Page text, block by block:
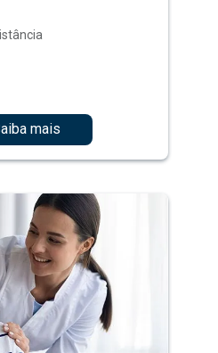
mais